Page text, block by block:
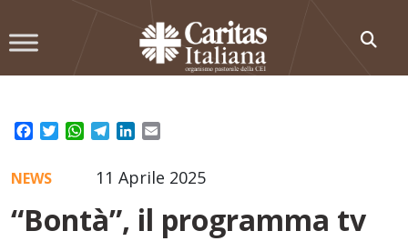
to
Facebook
TwitterWhatsApp
TelegramLinkedIn
11 Aprile 2025
NEWS
“Bontà”, il programma tv